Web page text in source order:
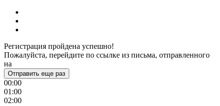
Регистрация пройдена успешно!
Пожалуйста, перейдите по ссылке из письма, отправленного
на
Отправить еще раз
00:00
01:00
02:00